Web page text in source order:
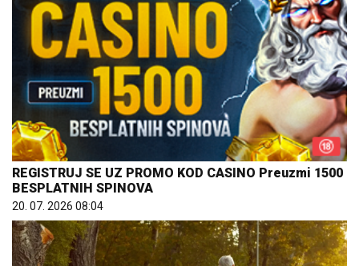
REGISTRUJ SE UZ PROMO KOD CASINO Preuzmi 1500
BESPLATNIH SPINOVA
20. 07. 2026 08:04